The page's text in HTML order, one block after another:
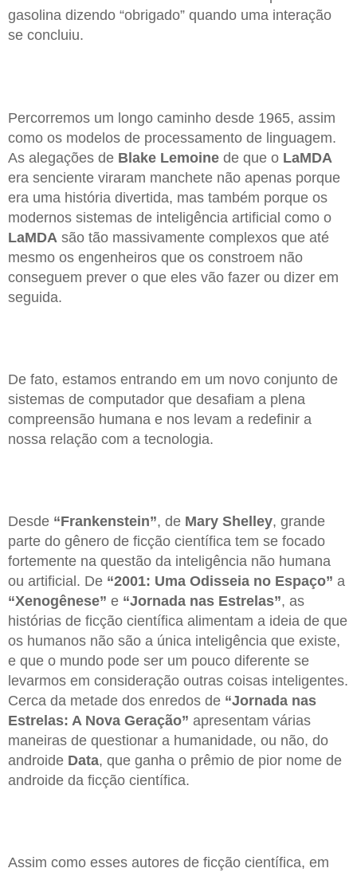
gasolina dizendo “obrigado” quando uma interação
se concluiu.
Percorremos um longo caminho desde 1965, assim
como os modelos de processamento de linguagem.
As alegações de Blake Lemoine de que o LaMDA
era senciente viraram manchete não apenas porque
era uma história divertida, mas também porque os
modernos sistemas de inteligência artificial como o
LaMDA são tão massivamente complexos que até
mesmo os engenheiros que os constroem não
conseguem prever o que eles vão fazer ou dizer em
seguida.
De fato, estamos entrando em um novo conjunto de
sistemas de computador que desafiam a plena
compreensão humana e nos levam a redefinir a
nossa relação com a tecnologia.
Desde “Frankenstein”, de Mary Shelley, grande
parte do gênero de ficção científica tem se focado
fortemente na questão da inteligência não humana
ou artificial. De “2001: Uma Odisseia no Espaço” a
“Xenogênese” e “Jornada nas Estrelas”, as
histórias de ficção científica alimentam a ideia de que
os humanos não são a única inteligência que existe,
e que o mundo pode ser um pouco diferente se
levarmos em consideração outras coisas inteligentes.
Cerca da metade dos enredos de “Jornada nas
Estrelas: A Nova Geração” apresentam várias
maneiras de questionar a humanidade, ou não, do
androide Data, que ganha o prêmio de pior nome de
androide da ficção científica.
Assim como esses autores de ficção científica, em